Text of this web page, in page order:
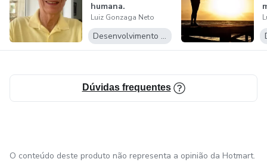
humana.
Luiz Gonzaga Neto
Desenvolvimento Pessoal
Dúvidas frequentes
O conteúdo deste produto não representa a opinião da Hotmart.